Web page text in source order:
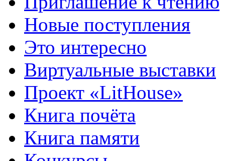
Новые поступления
Это интересно
Виртуальные выставки
Проект «LitHouse»
Книга почёта
Книга памяти